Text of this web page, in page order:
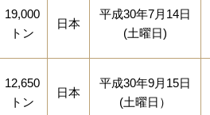
19,000
トン
日本
平成30年7月14日
(土曜日)
12,650
トン
日本
平成30年9月15日
(土曜日）